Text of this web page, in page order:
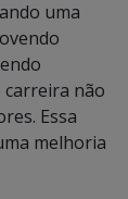
uma
carreira não
Essa
melhoria